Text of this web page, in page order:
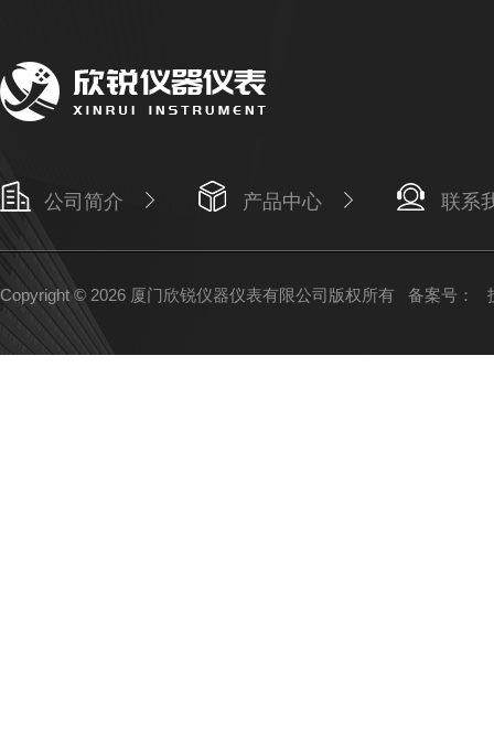
公司简介 产品中心 联系
Copyright © 2026 厦门欣锐仪器仪表有限公司版权所有 备案号：